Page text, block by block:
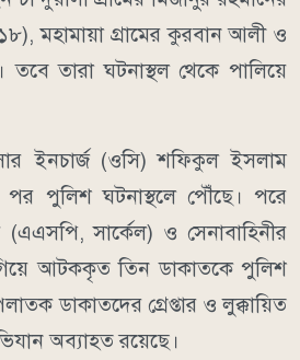
মহামায়া গ্রামের কুরবান আলী ও
তারা ঘটনাস্থল থেকে পালিয়ে
ইনচার্জ (ওসি) শফিকুল ইসলাম
পুলিশ ঘটনাস্থলে পৌঁছে। পরে
সার্কেল) ও সেনাবাহিনীর
আটককৃত তিন ডাকাতকে পুলিশ
ডাকাতদের গ্রেপ্তার ও লুক্কায়িত
অব্যাহত রয়েছে।